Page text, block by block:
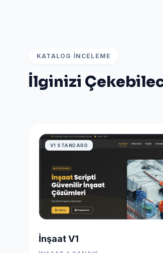
KATALOG İNCELEME
İlginizi
V1 STANDARD
İnşaat V1